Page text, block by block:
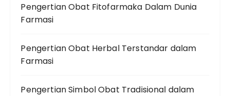
Pengertian Obat Fitofarmaka Dalam Dunia
Farmasi
Pengertian Obat Herbal Terstandar dalam
Farmasi
Pengertian Simbol Obat Tradisional dalam